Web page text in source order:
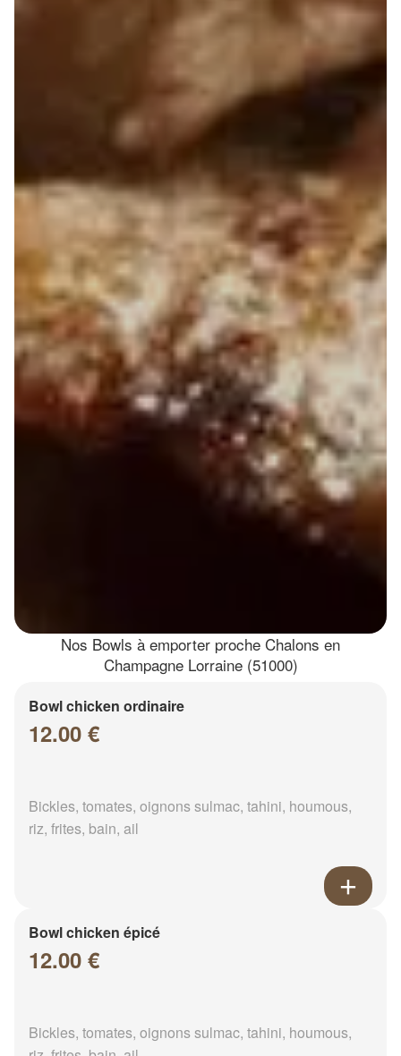
Nos Bowls à emporter proche Chalons en
Champagne Lorraine (51000)
Bowl chicken ordinaire
12.00 €
Bickles, tomates, oignons sulmac, tahini, houmous,
riz, frites, bain, ail
Bowl chicken épicé
12.00 €
Bickles, tomates, oignons sulmac, tahini, houmous,